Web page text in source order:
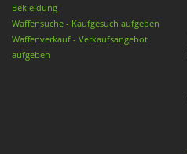
Bekleidung
Waffensuche - Kaufgesuch aufgeben
Waffenverkauf - Verkaufsangebot
aufgeben